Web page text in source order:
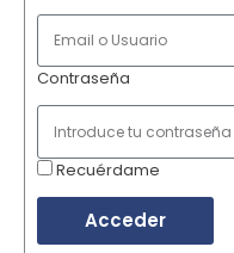
Contraseña
Recuérdame
Acceder